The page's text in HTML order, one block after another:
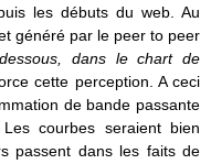
les débuts du web. Au
généré par le peer to peer
dans le chart de
cette perception. A ceci
de bande passante
courbes seraient bien
passent dans les faits de